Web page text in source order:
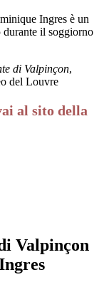
Ingres è un
durante il soggiorno
di Valpinçon,
del Louvre
al sito della
Valpinçon